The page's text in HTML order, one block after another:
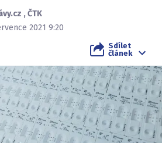
,ČTK
2021 9:20
Sdílet
článek